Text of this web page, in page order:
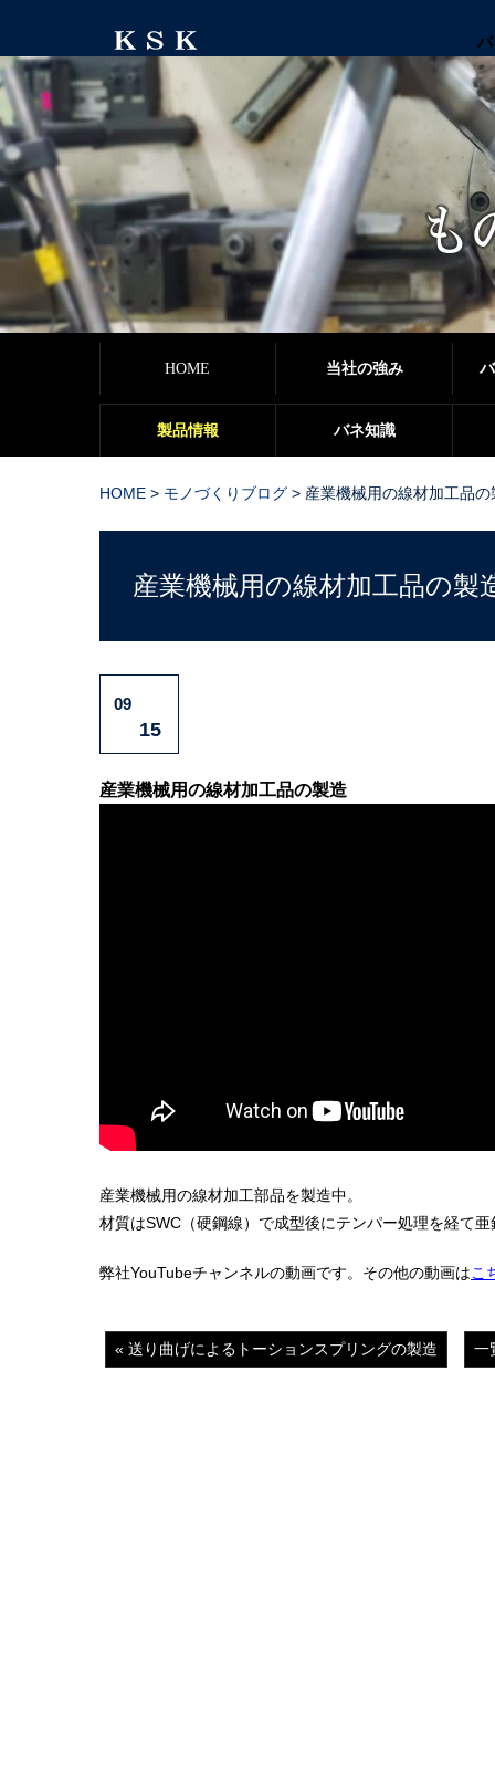
HOME 当社の強み
製品情報 バネ知識
HOME > モノづくりブログ > 産業機械用の線材加工品
産業機械用の線材加工品の製
09
15
産業機械用の線材加工品の製造
産業機械用の線材加工部品を製造中。
材質はSWC（硬鋼線）で成型後にテンパー処理を経て亜
弊社YouTubeチャンネルの動画です。その他の動画はこ
« 送り曲げによるトーションスプリングの製造 一